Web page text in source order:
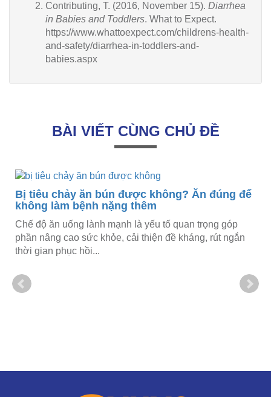
Contributing, T. (2016, November 15). Diarrhea
in Babies and Toddlers. What to Expect.
https://www.whattoexpect.com/childrens-health-
and-safety/diarrhea-in-toddlers-and-
babies.aspx
BÀI VIẾT CÙNG CHỦ ĐỀ
Bị tiêu chảy ăn bún được không? Ăn đúng để
không làm bệnh nặng thêm
Chế độ ăn uống lành mạnh là yếu tố quan trọng góp
phần nâng cao sức khỏe, cải thiện đề kháng, rút ngắn
thời gian phục hồi...